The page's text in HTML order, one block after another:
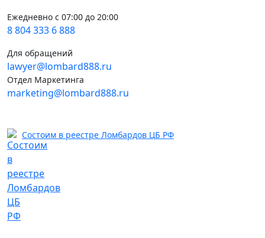
Ежедневно с 07:00 до 20:00
8 804 333 6 888
Для обращений
lawyer@lombard888.ru
Отдел Маркетинга
marketing@lombard888.ru
Состоим в реестре Ломбардов ЦБ РФ